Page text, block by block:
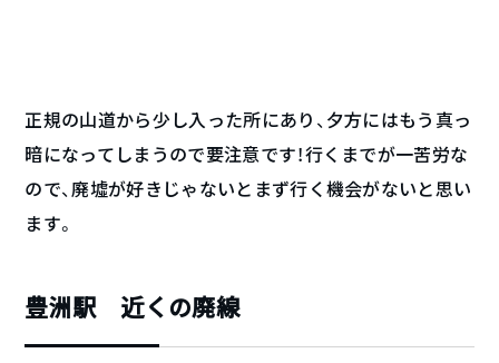
正規の山道から少し入った所にあり、夕方にはもう真っ
暗になってしまうので要注意です！行くまでが一苦労な
ので、廃墟が好きじゃないとまず行く機会がないと思い
ます。
豊洲駅 近くの廃線